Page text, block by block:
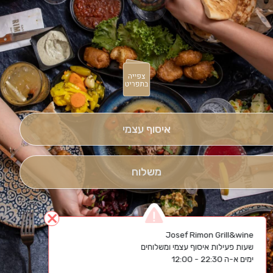
close
Josef Rimon Grill&wine
ימים א-ה 22:30 - 12:00
איסוף עצמי
משלוח